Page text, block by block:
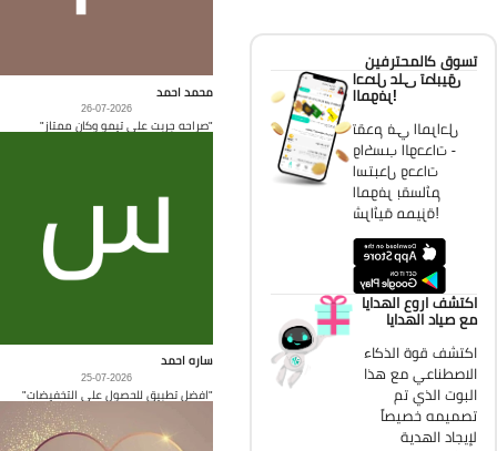
تسوق كالمحترفين
احصل على تطبيق
الموفر!
تقدم في المراحل
واكسب الوحدات -
استبدل وحدات
الموفر بقسائم
شرائية مميزة!
اكتشف اروع الهدايا
مع صياد الهدايا
اكتشف قوة الذكاء
الاصطناعي مع هذا
البوت الذي تم
تصميمه خصيصاً
لإيجاد الهدية
محمد احمد
26-07-2026
"صراحه جربت على تيمو وكان ممتاز"
ساره احمد
25-07-2026
"افضل تطبيق للحصول على التخفيضات"